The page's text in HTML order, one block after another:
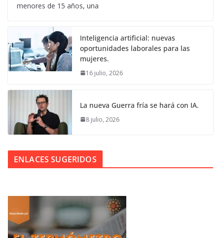
menores de 15 años, una
Inteligencia artificial: nuevas
oportunidades laborales para las
mujeres.
16 julio, 2026
La nueva Guerra fría se hará con IA.
8 julio, 2026
ENLACES SUGERIDOS